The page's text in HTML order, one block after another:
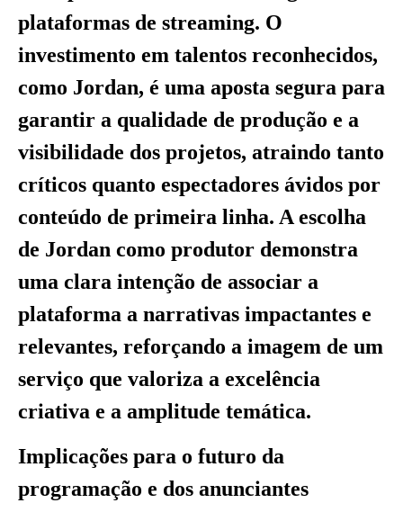
plataformas de streaming. O
investimento em talentos reconhecidos,
como Jordan, é uma aposta segura para
garantir a qualidade de produção e a
visibilidade dos projetos, atraindo tanto
críticos quanto espectadores ávidos por
conteúdo de primeira linha. A escolha
de Jordan como produtor demonstra
uma clara intenção de associar a
plataforma a narrativas impactantes e
relevantes, reforçando a imagem de um
serviço que valoriza a excelência
criativa e a amplitude temática.
Implicações para o futuro da
programação e dos anunciantes